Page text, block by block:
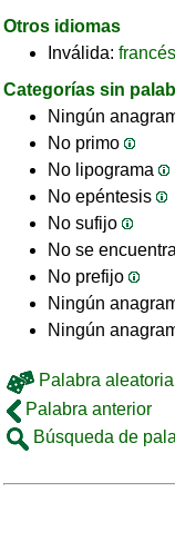
Otros idiomas
Inválida: francés
Categorías sin
Ningún
No primo
No lipograma
No epéntesis
No sufijo
No se
No prefijo
Ningún
Ningún
Palabra aleatoria
Palabra anterior
Búsqueda de